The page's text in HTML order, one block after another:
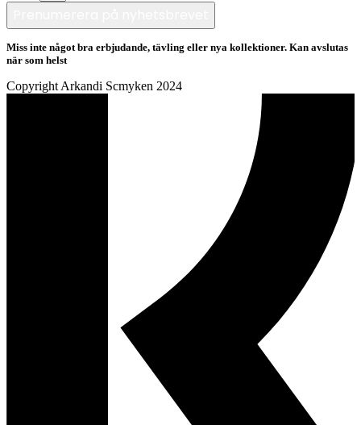
Miss inte något bra erbjudande, tävling eller nya kollektioner. Kan avslutas
när som helst
Copyright Arkandi Scmyken 2024